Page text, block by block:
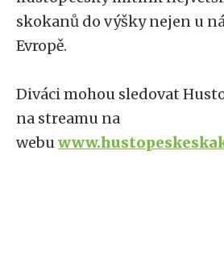
skokanů do výšky nejen u
Evropě.
Diváci mohou sledovat
na streamu na
webu